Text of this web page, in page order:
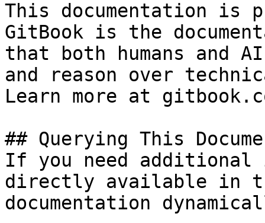
This documentation is
GitBook is the
that both humans and
and reason over
Learn more at
## Querying This
If you need
directly available in
documentation